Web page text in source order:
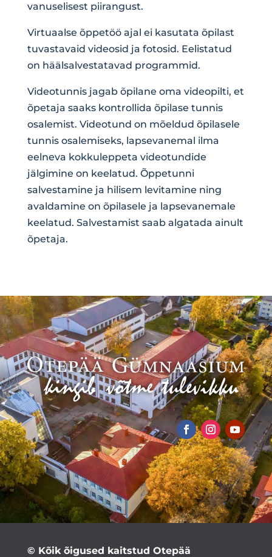
vanuselisest piirangust.
Virtuaalse õppetöö ajal ei kasutata õpilast
tuvastavaid videosid ja fotosid. Eelistatud
on häälsalvestatavad programmid.
Videotunnis jagab õpilane oma videopilti, et
õpetaja saaks kontrollida õpilase tunnis
osalemist. Videotund on mõeldud õpilasele
tunnis osalemiseks, lapsevanemal ilma
eelneva kokkuleppeta videotundide
jälgimine on keelatud. Õppetunni
salvestamine ja hilisem levitamine ning
avaldamine on õpilasele ja lapsevanemale
keelatud. Salvestamist saab algatada ainult
õpetaja.
© Kõik õigused kaitstud Otepää